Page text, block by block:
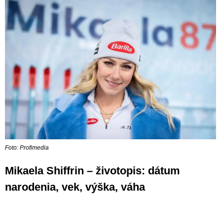
Foto: Profimedia
Mikaela Shiffrin – životopis: dátum
narodenia, vek, výška, váha